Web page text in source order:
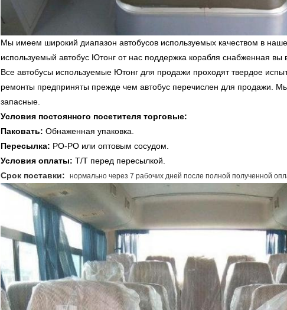
Мы имеем широкий диапазон автобусов используемых качеством в
используемый автобус Ютонг от нас поддержка корабля снабженная вы
Все автобусы используемые Ютонг для продажи проходят твердое
ремонты предприняты прежде чем автобус перечислен для продажи.
запасные.
Условия постоянного посетителя торговые:
Паковать: Обнаженная упаковка.
Пересылка: РО-РО или оптовым сосудом.
Условия оплаты: Т/Т перед пересылкой.
Срок поставки: нормально через 7 рабочих дней после полной полученной